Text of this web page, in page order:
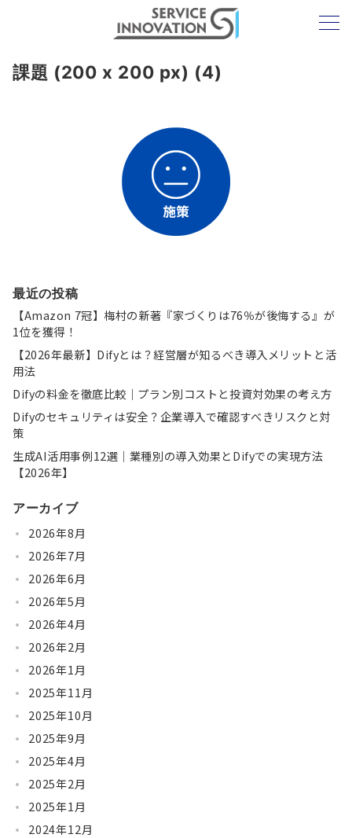
課題 (200 x 200 px) (4)
最近の投稿
【Amazon 7冠】梅村の新著『家づくりは76％が後悔する』が
1位を獲得！
【2026年最新】Difyとは？経営層が知るべき導入メリットと活
用法
Difyの料金を徹底比較｜プラン別コストと投資対効果の考え方
Difyのセキュリティは安全？企業導入で確認すべきリスクと対
策
生成AI活用事例12選｜業種別の導入効果とDifyでの実現方法
【2026年】
アーカイブ
2026年8月
2026年7月
2026年6月
2026年5月
2026年4月
2026年2月
2026年1月
2025年11月
2025年10月
2025年9月
2025年4月
2025年2月
2025年1月
2024年12月